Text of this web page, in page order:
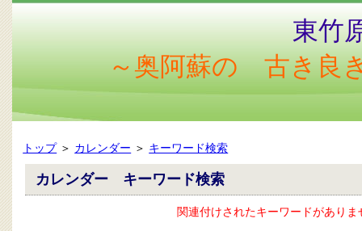
東竹
～奥阿蘇の 古き良
トップ＞ カレンダー ＞ キーワード検索
カレンダー キーワード検索
関連付けされたキーワードがありま